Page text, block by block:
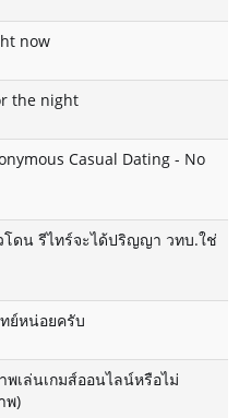
now
the night
Casual Dating - No
ดน รีไทร์จะได้ปริญญา วทบ.ใช่
ย์หน่อยครับ
เล่นเกมส์ออนไลน์หรือไม่
พ)